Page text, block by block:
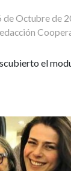
Octubre de
el